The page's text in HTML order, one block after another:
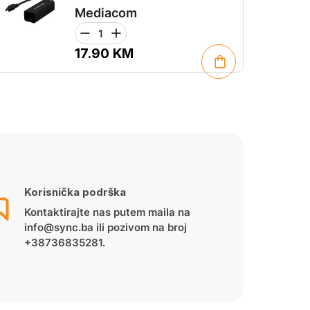
Mediacom
17.90 KM
Korisnička podrška
Kontaktirajte nas putem maila na
info@sync.ba ili pozivom na broj
+38736835281.